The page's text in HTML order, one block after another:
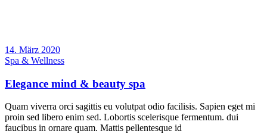
14. März 2020
Spa & Wellness
Elegance mind & beauty spa
Quam viverra orci sagittis eu volutpat odio facilisis. Sapien eget mi
proin sed libero enim sed. Lobortis scelerisque fermentum. dui
faucibus in ornare quam. Mattis pellentesque id